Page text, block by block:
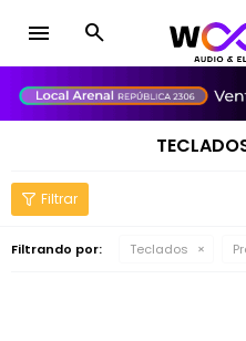
menu
Filtrando por: Teclados
close